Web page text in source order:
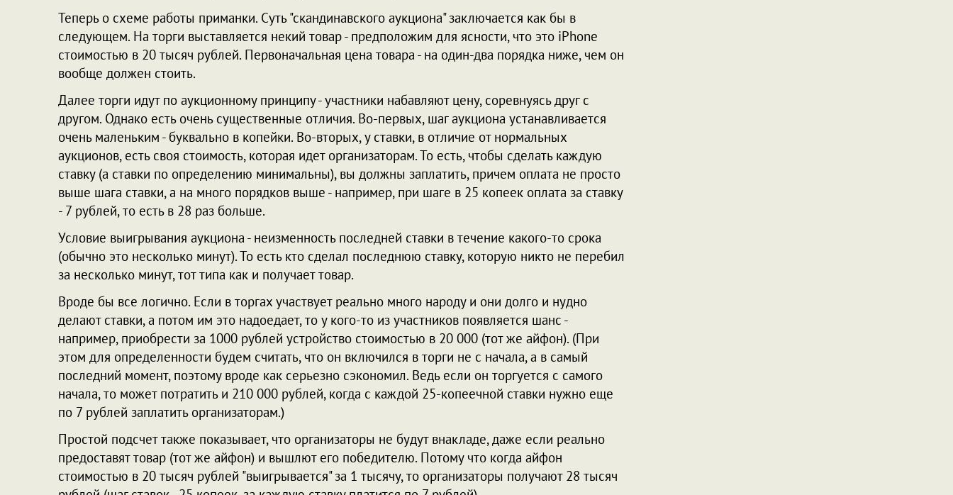
Теперь о схеме работы приманки. Суть "скандинавского аукциона" заключается как бы в
следующем. На торги выставляется некий товар - предположим для ясности, что это iPhone
стоимостью в 20 тысяч рублей. Первоначальная цена товара - на один-два порядка ниже, чем он
вообще должен стоить.
Далее торги идут по аукционному принципу - участники набавляют цену, соревнуясь друг с
другом. Однако есть очень существенные отличия. Во-первых, шаг аукциона устанавливается
очень маленьким - буквально в копейки. Во-вторых, у ставки, в отличие от нормальных
аукционов, есть своя стоимость, которая идет организаторам. То есть, чтобы сделать каждую
ставку (а ставки по определению минимальны), вы должны заплатить, причем оплата не просто
выше шага ставки, а на много порядков выше - например, при шаге в 25 копеек оплата за ставку
- 7 рублей, то есть в 28 раз больше.
Условие выигрывания аукциона - неизменность последней ставки в течение какого-то срока
(обычно это несколько минут). То есть кто сделал последнюю ставку, которую никто не перебил
за несколько минут, тот типа как и получает товар.
Вроде бы все логично. Если в торгах участвует реально много народу и они долго и нудно
делают ставки, а потом им это надоедает, то у кого-то из участников появляется шанс -
например, приобрести за 1000 рублей устройство стоимостью в 20 000 (тот же айфон). (При
этом для определенности будем считать, что он включился в торги не с начала, а в самый
последний момент, поэтому вроде как серьезно сэкономил. Ведь если он торгуется с самого
начала, то может потратить и 210 000 рублей, когда с каждой 25-копеечной ставки нужно еще
по 7 рублей заплатить организаторам.)
Простой подсчет также показывает, что организаторы не будут внакладе, даже если реально
предоставят товар (тот же айфон) и вышлют его победителю. Потому что когда айфон
стоимостью в 20 тысяч рублей "выигрывается" за 1 тысячу, то организаторы получают 28 тысяч